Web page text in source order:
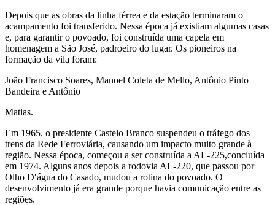
Depois que as obras da linha férrea e da estação terminaram o
acampamento foi transferido. Nessa época já existiam algumas casas
e, para garantir o povoado, foi construída uma capela em
homenagem a São José, padroeiro do lugar. Os pioneiros na
formação da vila foram:
João Francisco Soares, Manoel Coleta de Mello, Antônio Pinto
Bandeira e Antônio
Matias.
Em 1965, o presidente Castelo Branco suspendeu o tráfego dos
trens da Rede Ferroviária, causando um impacto muito grande à
região. Nessa época, começou a ser construída a AL-225,concluída
em 1974. Alguns anos depois a rodovia AL-220, que passou por
Olho D′água do Casado, mudou a rotina do povoado. O
desenvolvimento já era grande porque havia comunicação entre as
regiões.